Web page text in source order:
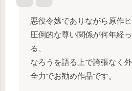
悪役令嬢でありながら原作
圧倒的な尊い関係が何年経
る、
なろうを語る上で誇張なく
全力でお勧め作品です。